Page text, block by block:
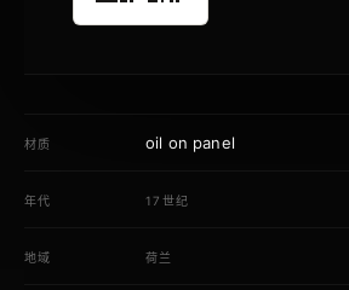
材质 oil on panel
年代 17世纪
地域 荷兰